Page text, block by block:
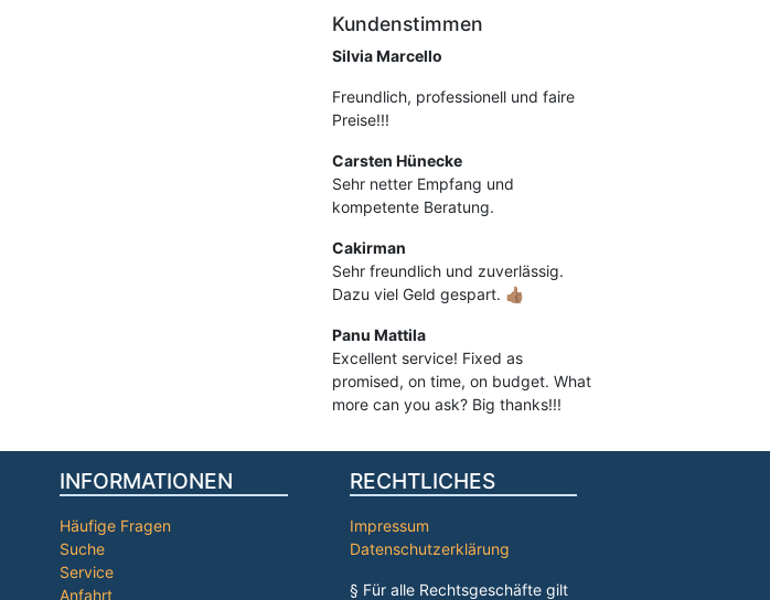
Kundenstimmen
Silvia Marcello
Freundlich, professionell und faire
Preise!!!
Carsten Hünecke
Sehr netter Empfang und
kompetente Beratung.
Cakirman
Sehr freundlich und zuverlässig.
Dazu viel Geld gespart. 👍🏽
Panu Mattila
Excellent service! Fixed as
promised, on time, on budget. What
more can you ask? Big thanks!!!
INFORMATIONEN
Häufige Fragen
Suche
Service
Anfahrt
RECHTLICHES
Impressum
Datenschutzerklärung
§ Für alle Rechtsgeschäfte gilt